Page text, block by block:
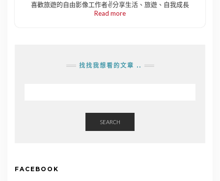
喜歡旅遊的自由影像工作者✌️分享生活、旅遊、自我成長
Read more
找找我想看的文章 ..
SEARCH
FACEBOOK